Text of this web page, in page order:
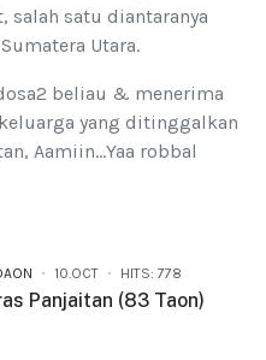
salah satu diantaranya
Utara.
beliau & menerima
yang ditinggalkan
Aamiin...Yaa robbal
10.OCT HITS: 778
Panjaitan (83 Taon)